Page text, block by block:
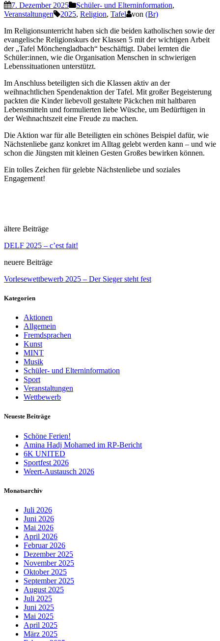
7. Dezember 2025 Schüler- und Elterninformation,
Veranstaltungen
2025, Religion, Tafel von (Br)
Im Religionsunterricht haben sich die beiden katholischen sowie der
evangelische Religionskurs der Klassen 5 mit der wichtigen Arbeit
der „Tafel Mönchengladbach“ beschäftigt. Dabei lernten die
Schüler:innen, wie die Organisation Menschen in schwierigen
Lebenssituationen unterstützt.
Im Anschluss beteiligten sich die Klassen aktiv an der
weihnachtlichen Spendenaktion der Tafel. Mit großer Begeisterung
packten die Kinder liebevoll gestaltete Päckchen mit haltbaren
Lebensmitteln und formulierten liebe Wüsche, um Bedürftigen in
der Weihnachtszeit eine Freude zu machen.
Die Aktion war für alle Beteiligten ein schönes Beispiel dafür, wie
Nächstenliebe ganz konkret im Alltag gelebt werden kann – und wie
schon die Jüngsten mit kleinen Gesten Großes bewirken können.
Ein tolles Zeichen für gelebte Nächstenliebe und soziales
Engagement!
ältere Beiträge
DELF 2025 – c’est fait!
neuere Beiträge
Vorlesewettbewerb 2025 – Der Sieger steht fest
Kategorien
Aktionen
Allgemein
Fremdsprachen
Kunst
MINT
Musik
Schüler- und Elterninformation
Sport
Veranstaltungen
Wettbewerb
Neueste Beiträge
Schöne Ferien!
Amina Hadj Mohamed im RP-Bericht
6K UNITED
Sportfest 2026
Weert-Austausch 2026
Monatsarchiv
Juli 2026
Juni 2026
Mai 2026
April 2026
Februar 2026
Dezember 2025
November 2025
Oktober 2025
September 2025
August 2025
Juli 2025
Juni 2025
Mai 2025
April 2025
März 2025